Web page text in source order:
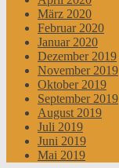
März 2020
Februar 2020
Januar 2020
Dezember 2019
November 2019
Oktober 2019
September 2019
August 2019
Juli 2019
Juni 2019
Mai 2019